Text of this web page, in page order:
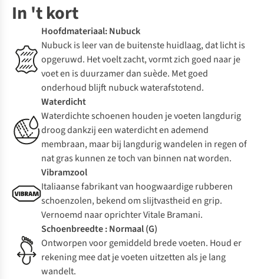
In 't kort
Hoofdmateriaal: Nubuck
Nubuck is leer van de buitenste huidlaag, dat licht is
opgeruwd. Het voelt zacht, vormt zich goed naar je
voet en is duurzamer dan suède. Met goed
onderhoud blijft nubuck waterafstotend.
Waterdicht
Waterdichte schoenen houden je voeten langdurig
droog dankzij een waterdicht en ademend
membraan, maar bij langdurig wandelen in regen of
nat gras kunnen ze toch van binnen nat worden.
Vibramzool
Italiaanse fabrikant van hoogwaardige rubberen
schoenzolen, bekend om slijtvastheid en grip.
Vernoemd naar oprichter Vitale Bramani.
Schoenbreedte : Normaal (G)
Ontworpen voor gemiddeld brede voeten. Houd er
rekening mee dat je voeten uitzetten als je lang
wandelt.